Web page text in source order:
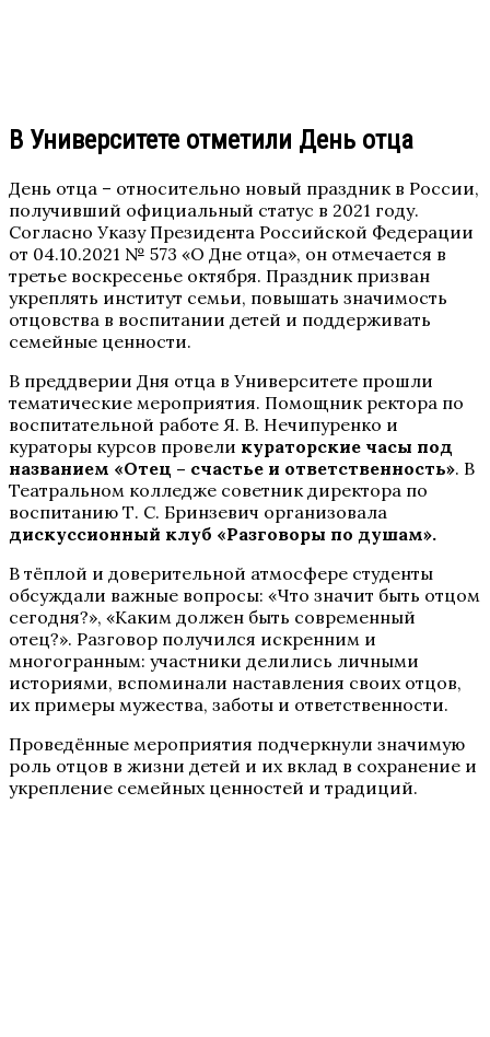
В Университете отметили День отца
День отца – относительно новый праздник в России,
получивший официальный статус в 2021 году.
Согласно Указу Президента Российской Федерации
от 04.10.2021 № 573 «О Дне отца», он отмечается в
третье воскресенье октября. Праздник призван
укреплять институт семьи, повышать значимость
отцовства в воспитании детей и поддерживать
семейные ценности.
В преддверии Дня отца в Университете прошли
тематические мероприятия. Помощник ректора по
воспитательной работе Я. В. Нечипуренко и
кураторы курсов провели кураторские часы под
названием «Отец – счастье и ответственность». В
Театральном колледже советник директора по
воспитанию Т. С. Бринзевич организовала
дискуссионный клуб «Разговоры по душам».
В тёплой и доверительной атмосфере студенты
обсуждали важные вопросы: «Что значит быть отцом
сегодня?», «Каким должен быть современный
отец?». Разговор получился искренним и
многогранным: участники делились личными
историями, вспоминали наставления своих отцов,
их примеры мужества, заботы и ответственности.
Проведённые мероприятия подчеркнули значимую
роль отцов в жизни детей и их вклад в сохранение и
укрепление семейных ценностей и традиций.